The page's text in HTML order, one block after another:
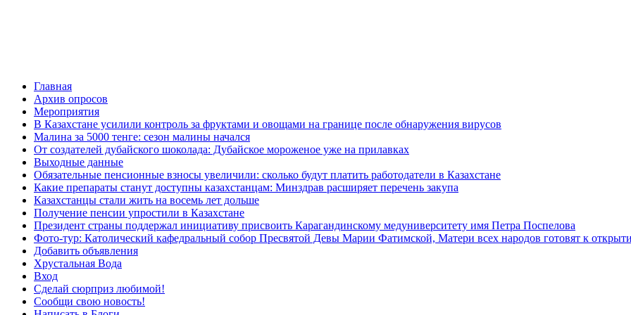
Главная
Архив опросов
Мероприятия
В Казахстане усилили контроль за фруктами и овощами на границе после обнаружения вирусов
Малина за 5000 тенге: сезон малины начался
От создателей дубайского шоколада: Дубайское мороженое уже на прилавках
Выходные данные
Обязательные пенсионные взносы увеличили: сколько будут платить работодатели в Казахстане
Какие препараты станут доступны казахстанцам: Минздрав расширяет перечень закупа
Казахстанцы стали жить на восемь лет дольше
Получение пенсии упростили в Казахстане
Президент страны поддержал инициативу присвоить Карагандинскому медуниверситету имя Петра Поспелова
Фото-тур: Католический кафедральный собор Пресвятой Девы Марии Фатимской, Матери всех народов готовят к
Добавить объявления
Хрустальная Вода
Вход
Сделай сюрприз любимой!
Сообщи свою новость!